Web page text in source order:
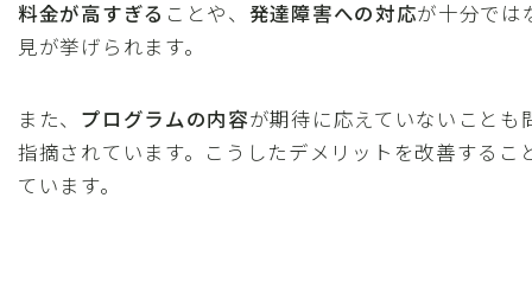
料金が高すぎる ことや、 発達障害への対応が十分では
見が挙げられます。
また、 プログラムの内容が期待に応えていないことも
指摘されています。こうしたデメリットを改善するこ
ています。